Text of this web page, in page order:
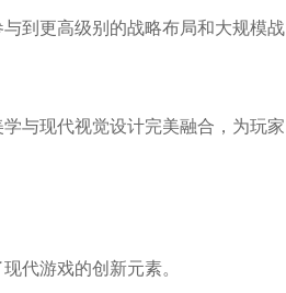
到更高级别的战略布局和大规模战
与现代视觉设计完美融合，为玩家
代游戏的创新元素。